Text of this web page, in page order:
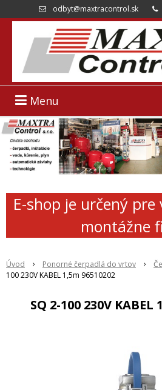
odbyt@maxtracontrol.sk
Menu
E-shop je určený pre
montážne
Úvod Ponorné čerpadlá do vrtov
100 230V KABEL 1,5m 96510202
SQ 2-100 230V KABEL